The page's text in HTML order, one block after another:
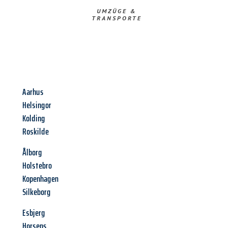
UMZÜGE &
TRANSPORTE
Aarhus
Helsingor
Kolding
Roskilde
Ålborg
Holstebro
Kopenhagen
Silkeborg
Esbjerg